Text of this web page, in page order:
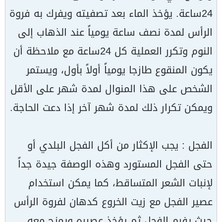
24ساعة. يؤخذ الماء بعد تصفيته ويفرك به فروة
الرأس لمدة نصف ساعة يومياً عند الذهاب إلى
النوم وتكرر العملية كل 24ساعة مع ملاحظة أن
يكون المنقوع طازجا يومياً أولاً بأول، ويستمر
الشخص على هذا المنوال لمدة شهر على الأقل
ويمكن تكرار ذلك لمدة شهر آخر إذا دعت الحاجة.
الفجل : يجب الإكثار من أكل الفجل البلدي أو
حتى الفجل المستورد وهذه الوصفة جيدة جداً
لإنبات الشعر المتساقط، كما يمكن استخدام
عصير الفجل مع زيت الخروع كدهان لفروة الرأس